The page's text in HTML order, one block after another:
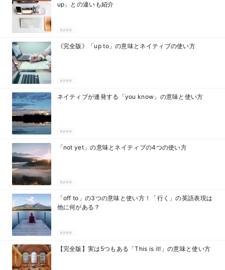
up」との違いも紹介
英語表現
《完全版》「up to」の意味とネイティブの使い方
英語表現
ネイティブが連発する「you know」の意味と使い方
英語表現
「not yet」の意味とネイティブの4つの使い方
英語表現
「off to」の3つの意味と使い方！「行く」の英語表現は
他に何がある？
英語表現
【完全版】実は5つもある「This is it!」の意味と使い方